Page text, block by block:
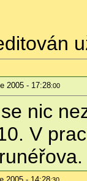
2005 - 17:28:00
nic
V